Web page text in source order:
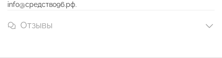
info@средство96.рф.
Отзывы